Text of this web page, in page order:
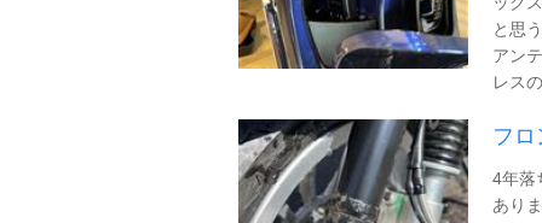
と思
アン
レス
フ
4年落
あり